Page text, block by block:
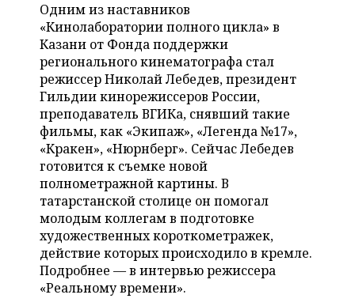
ВОЛЕЙБОЛ
КИБЕРСПОРТ
ФИГУРНОЕ КАТАНИЕ
ВОДНЫЕ ВИДЫ СПОРТА
ХОККЕЙ С МЯЧОМ
ИСТОРИЯ
КУЛЬТУРА
МЕДИЦИНА
ОБРАЗОВАНИЕ
ПРОИСШЕСТВИЯ
СПИСОК ПЕРСОН
СПИСОК КОМПАНИЙ
ПОЛНАЯ ВЕРСИЯ
Одним из наставников
«Кинолаборатории полного цикла» в
Казани от Фонда поддержки
регионального кинематографа стал
режиссер Николай Лебедев, президент
Гильдии кинорежиссеров России,
преподаватель ВГИКа, снявший такие
фильмы, как «Экипаж», «Легенда №17»,
«Кракен», «Нюрнберг». Сейчас Лебедев
готовится к съемке новой
полнометражной картины. В
татарстанской столице он помогал
молодым коллегам в подготовке
художественных короткометражек,
действие которых происходило в кремле.
Подробнее — в интервью режиссера
«Реальному времени».